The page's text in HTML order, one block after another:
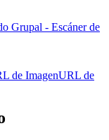
Grupal - Escáner de
de ImagenURL de